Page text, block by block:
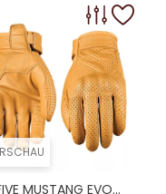
MUSTANG EVO...